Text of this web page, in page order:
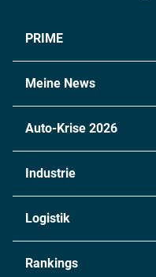
PRIME
Meine News
Auto-Krise 2026
Industrie
Chemie
Logistik
Rankings